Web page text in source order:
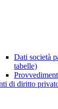
Dati società
tabelle)
di diritto